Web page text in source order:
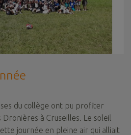
du collège ont pu profiter
Dronières à Cruseilles. Le soleil
journée en pleine air qui alliait